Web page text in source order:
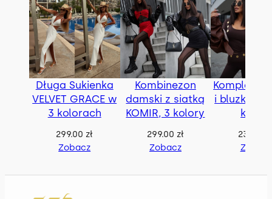
Długa Sukienka
VELVET GRACE w
3 kolorach
299.00zł
Zobacz
Kombinezon
damski z siatką
KOMIR, 3 kolory
299.00 zł
Zobacz
Komplet
i bluzka
kolory
239.00
Zobacz